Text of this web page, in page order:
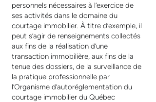
personnels nécessaires à l’exercice de
ses activités dans le domaine du
courtage immobilier. À titre d’exemple, il
peut s’agir de renseignements collectés
aux fins de la réalisation d’une
transaction immobilière, aux fins de la
tenue des dossiers, de la surveillance de
la pratique professionnelle par
l’Organisme d’autoréglementation du
courtage immobilier du Québec